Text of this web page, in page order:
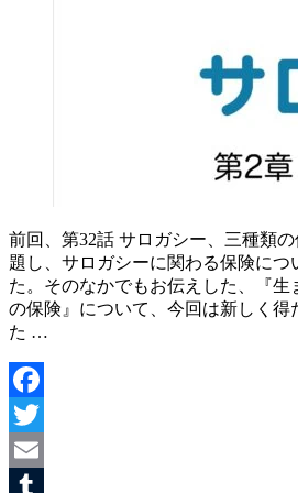
前回、第32話 サロガシー、三種類
題し、サロガシーに関わる保険につ
た。そのなかでもお伝えした、『生
の保険』について、今回は新しく得
た …
Facebook
Twitter
Email